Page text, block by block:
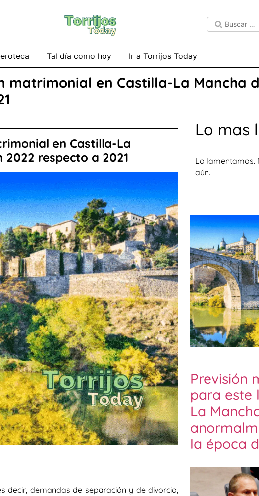
Tal día como hoy Ir a Torrijos Today
matrimonial en Castilla-La Mancha
en Castilla-La
2022 respecto a 2021
decir, demandas de separación y de divorcio,
Lo mas
Lo lamentamos.
aún.
Previsión
para este
La
la época